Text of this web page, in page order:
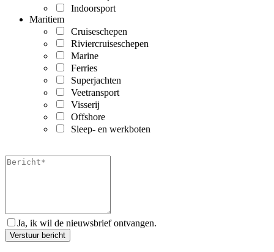
Indoorsport
Maritiem
Cruiseschepen
Riviercruiseschepen
Marine
Ferries
Superjachten
Veetransport
Visserij
Offshore
Sleep- en werkboten
Ja, ik wil de nieuwsbrief ontvangen.